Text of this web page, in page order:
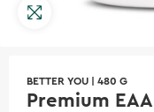
BETTER YOU 480 G
Premium EAA